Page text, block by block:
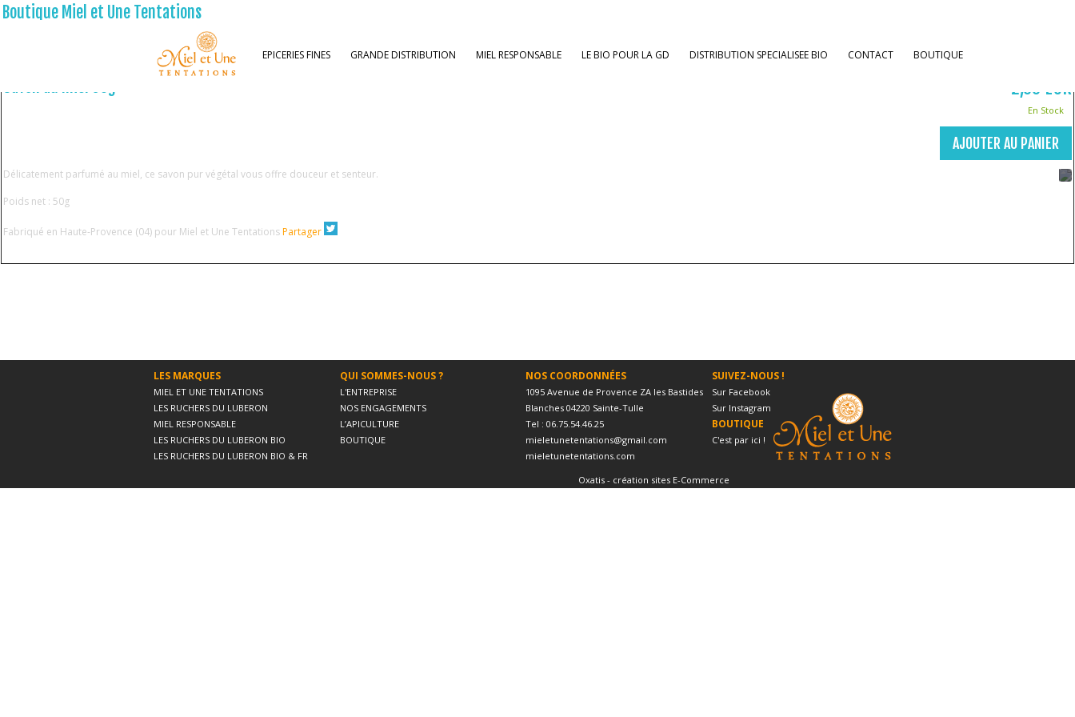
EPICERIES FINES GRANDE DISTRIBUTION MIEL RESPONSABLE LE BIO POUR LA GD DISTRIBUTION SPECIALISEE BIO CONTACT BOUTIQUE
Boutique Miel et Une Tentations
Savon au miel 50g 2,00 EUR
En Stock
AJOUTER AU PANIER
Délicatement parfumé au miel, ce savon pur végétal vous offre douceur et senteur.
Poids net : 50g
Fabriqué en Haute-Provence (04) pour Miel et Une TentationsPartager
LES MARQUES
MIEL ET UNE TENTATIONS
LES RUCHERS DU LUBERON
MIEL RESPONSABLE
LES RUCHERS DU LUBERON BIO
LES RUCHERS DU LUBERON BIO & FR
QUI SOMMES-NOUS ?
L'ENTREPRISE
NOS ENGAGEMENTS
L’APICULTURE
BOUTIQUE
NOS COORDONNÉES
1095 Avenue de Provence ZA les Bastides
Blanches 04220 Sainte-Tulle
Tel : 06.75.54.46.25
mieletunetentations@gmail.com
mieletunetentations.com
SUIVEZ-NOUS !
Sur Facebook
Sur Instagram
BOUTIQUE
C'est par ici !
Oxatis - création sites E-Commerce